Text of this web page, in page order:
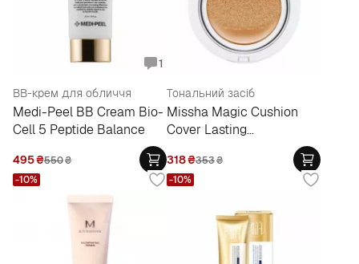
1
ВВ-крем для обличчя
Medi-Peel BB Cream Bio-
Cell 5 Peptide Balance
495₴550₴
Тональний засіб
Missha Magic Cushion
Cover Lasting
318₴353₴
-10% -10%